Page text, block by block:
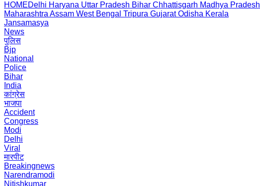
HOMEDelhi Haryana Uttar Pradesh Bihar Chhattisgarh Madhya Pradesh
Maharashtra Assam West Bengal Tripura Gujarat Odisha Kerala
Jansamasya
News
पुलिस
Bjp
National
Police
Bihar
India
कांग्रेस
भाजपा
Accident
Congress
Modi
Delhi
Viral
मारपीट
Breakingnews
Narendramodi
Nitishkumar